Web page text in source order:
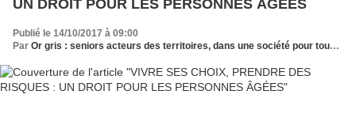
UN DROIT POUR LES PERSONNES ÂGÉES
Publié le 14/10/2017 à 09:00
Par Or gris : seniors acteurs des territoires, dans une société pour tous les âges